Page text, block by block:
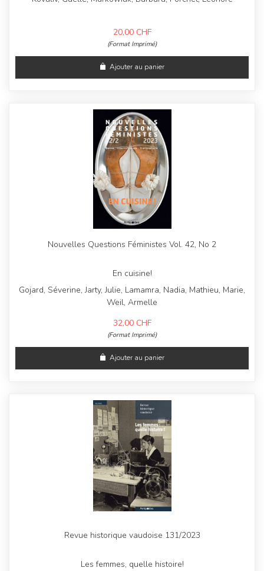
20,00 CHF
(Format Imprimé)
Ajouter au panier
Nouvelles Questions Féministes Vol. 42, No 2
En cuisine!
Gojard, Séverine, Jarty, Julie, Lamamra, Nadia, Mathieu, Marie,
Weil, Armelle
32,00 CHF
(Format Imprimé)
Ajouter au panier
Revue historique vaudoise 131/2023
Les femmes, quelle histoire!